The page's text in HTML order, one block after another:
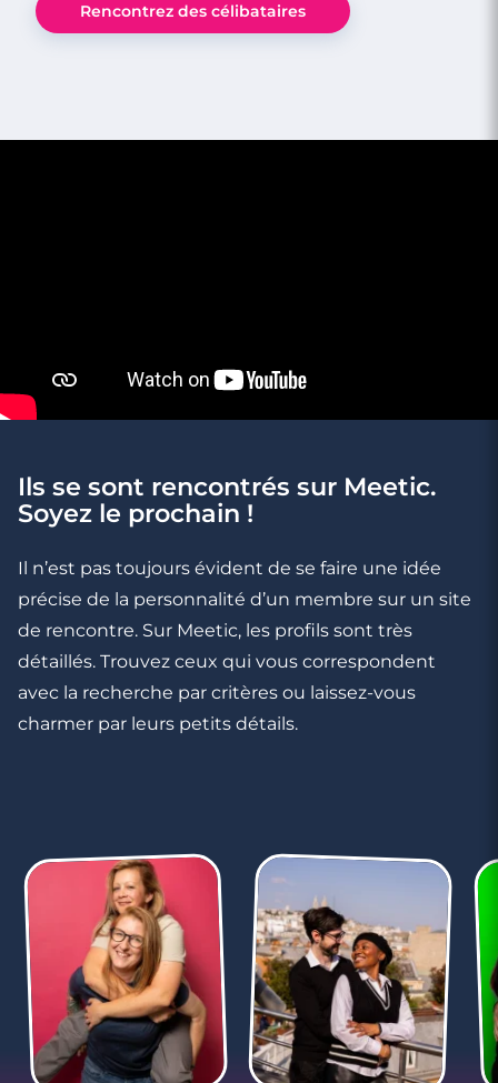
dernier verre
Comment aborder un homme dans un
lieu insolite ?
4 minutes
5 astuces pour draguer sans en avoir l’air
Rencontrez des célibataires
Ils se sont rencontrés sur Meetic.
Soyez le prochain !
Il n’est pas toujours évident de se faire une idée
précise de la personnalité d’un membre sur un site
de rencontre. Sur Meetic, les profils sont très
détaillés. Trouvez ceux qui vous correspondent
avec la recherche par critères ou laissez-vous
charmer par leurs petits détails.